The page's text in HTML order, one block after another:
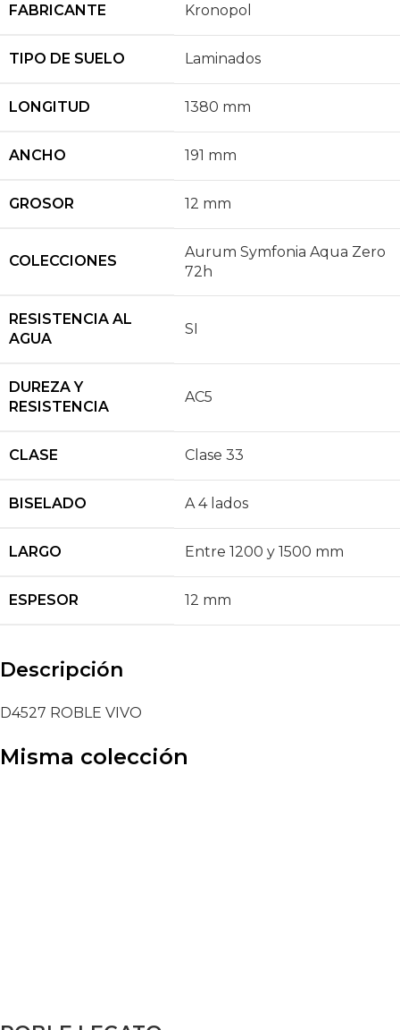
FABRICANTE Kronopol
TIPO DE SUELO Laminados
LONGITUD 1380 mm
ANCHO 191 mm
GROSOR 12 mm
COLECCIONES
Aurum Symfonia Aqua Zero
72h
RESISTENCIA AL
AGUA
SI
DUREZA Y
RESISTENCIA
AC5
CLASE Clase 33
BISELADO A 4 lados
LARGO Entre 1200 y 1500 mm
ESPESOR 12 mm
Descripción
D4527 ROBLE VIVO
Misma colección